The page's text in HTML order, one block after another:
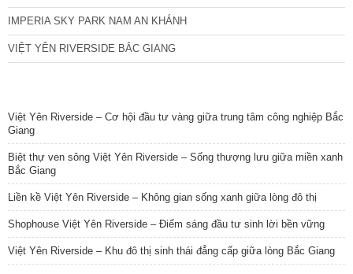
IMPERIA SKY PARK NAM AN KHÁNH
VIỆT YÊN RIVERSIDE BẮC GIANG
Việt Yên Riverside – Cơ hội đầu tư vàng giữa trung tâm công nghiệp Bắc
Giang
Biệt thự ven sông Việt Yên Riverside – Sống thượng lưu giữa miền xanh
Bắc Giang
Liền kề Việt Yên Riverside – Không gian sống xanh giữa lòng đô thị
Shophouse Việt Yên Riverside – Điểm sáng đầu tư sinh lời bền vững
Việt Yên Riverside – Khu đô thị sinh thái đẳng cấp giữa lòng Bắc Giang